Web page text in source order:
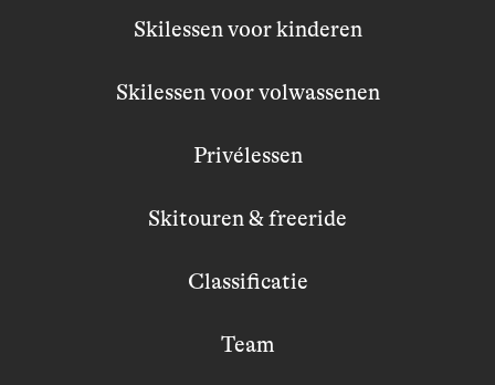
Skilessen voor kinderen
Skilessen voor volwassenen
Privélessen
Skitouren & freeride
Classificatie
Team